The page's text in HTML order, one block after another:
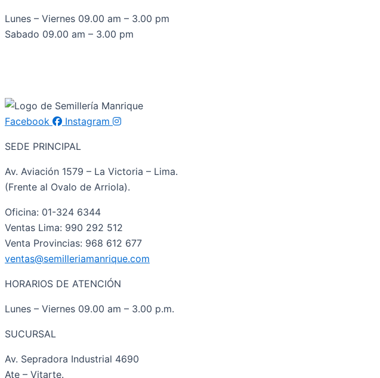
Lunes – Viernes 09.00 am – 3.00 pm
Sabado 09.00 am – 3.00 pm
Facebook Instagram
SEDE PRINCIPAL
Av. Aviación 1579 – La Victoria – Lima.
(Frente al Ovalo de Arriola).
Oficina: 01-324 6344
Ventas Lima: 990 292 512
Venta Provincias: 968 612 677
ventas@semilleriamanrique.com
HORARIOS DE ATENCIÓN
Lunes – Viernes 09.00 am – 3.00 p.m.
SUCURSAL
Av. Sepradora Industrial 4690
Ate – Vitarte.